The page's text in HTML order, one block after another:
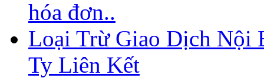
hóa đơn..
Loại Trừ Giao Dịch Nội
Ty Liên Kết